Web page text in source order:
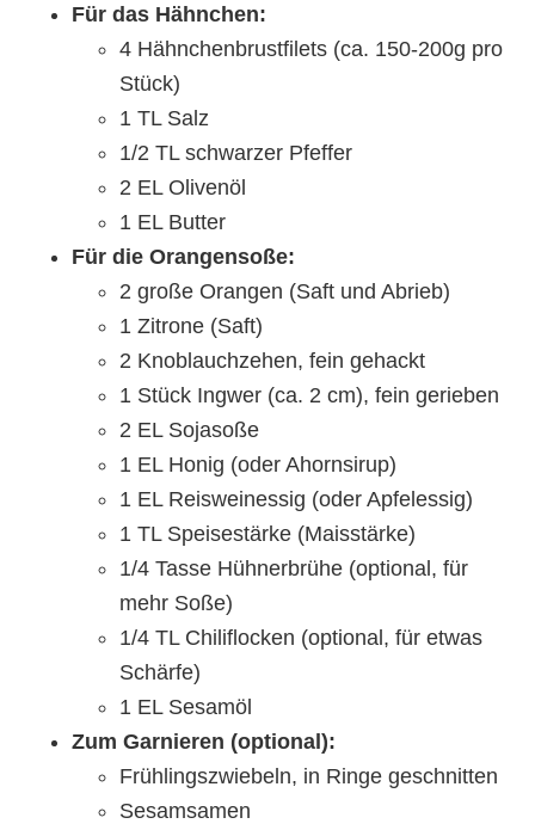
Für das Hähnchen:
4 Hähnchenbrustfilets (ca. 150-200g pro
Stück)
1 TL Salz
1/2 TL schwarzer Pfeffer
2 EL Olivenöl
1 EL Butter
Für die Orangensoße:
2 große Orangen (Saft und Abrieb)
1 Zitrone (Saft)
2 Knoblauchzehen, fein gehackt
1 Stück Ingwer (ca. 2 cm), fein gerieben
2 EL Sojasoße
1 EL Honig (oder Ahornsirup)
1 EL Reisweinessig (oder Apfelessig)
1 TL Speisestärke (Maisstärke)
1/4 Tasse Hühnerbrühe (optional, für
mehr Soße)
1/4 TL Chiliflocken (optional, für etwas
Schärfe)
1 EL Sesamöl
Zum Garnieren (optional):
Frühlingszwiebeln, in Ringe geschnitten
Sesamsamen